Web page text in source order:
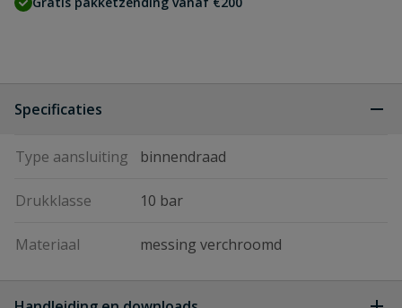
Specificaties
Type aansluiting binnendraad
Drukklasse 10 bar
Materiaal messing verchroomd